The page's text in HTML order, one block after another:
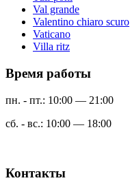
Val grande
Valentino chiaro scuro
Vaticano
Villa ritz
Время работы
пн. - пт.: 10:00 — 21:00
сб. - вс.: 10:00 — 18:00
Контакты